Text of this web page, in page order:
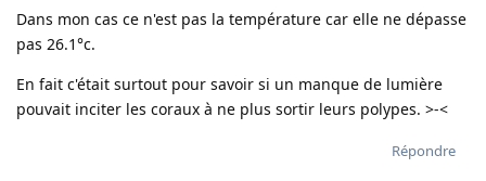
Dans mon cas ce n'est pas la température car elle ne dépasse
pas 26.1°c.
En fait c'était surtout pour savoir si un manque de lumière
pouvait inciter les coraux à ne plus sortir leurs polypes. >-<
Répondre